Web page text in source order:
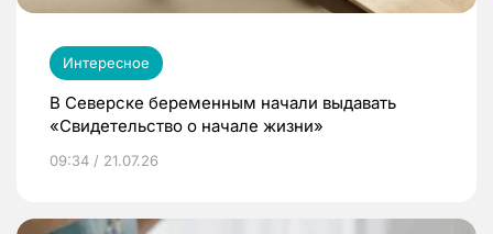
Интересное
В Северске беременным начали выдавать
«Свидетельство о начале жизни»
09:34 / 21.07.26